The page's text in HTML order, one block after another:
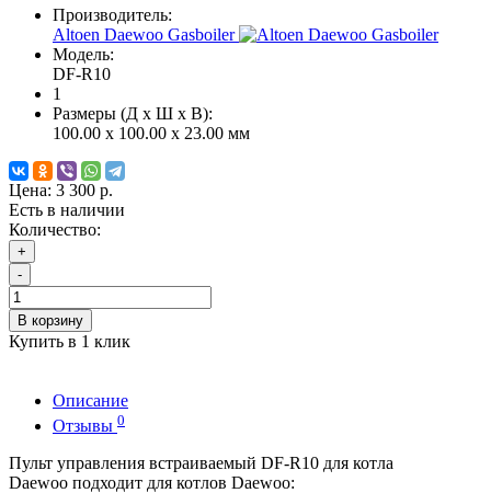
Производитель:
Altoen Daewoo Gasboiler
Модель:
DF-R10
1
Размеры (Д x Ш x В):
100.00 x 100.00 x 23.00 мм
Цена: 3 300 р.
Есть в наличии
Количество:
+
-
В корзину
Купить в 1 клик
Описание
Отзывы 0
Пульт управления встраиваемый DF-R10 для котла
Daewoo подходит для котлов Daewoo: